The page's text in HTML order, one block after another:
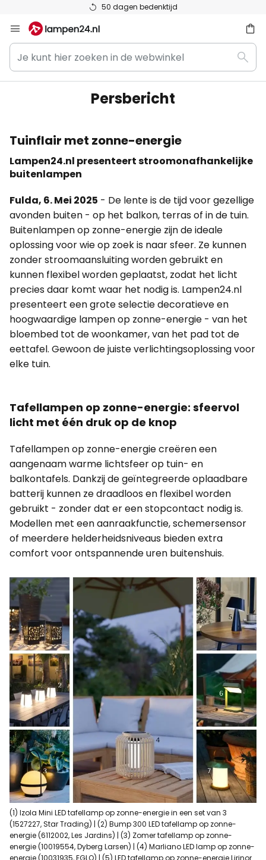
50 dagen bedenktijd
naar
de
inhoud
Je
kunt
hier
webwinkel
Persbericht
Tuinflair met zonne-energie
Lampen24.nl presenteert stroomonafhankelijke
buitenlampen
Fulda, 6. Mei 2025 - De lente is de tijd voor gezellige
avonden buiten - op het balkon, terras of in de tuin.
Buitenlampen op zonne-energie zijn de ideale
oplossing voor wie op zoek is naar sfeer. Ze kunnen
zonder stroomaansluiting worden gebruikt en
kunnen flexibel worden geplaatst, zodat het licht
precies daar komt waar het nodig is. Lampen24.nl
presenteert een grote selectie decoratieve en
hoogwaardige lampen op zonne-energie - van het
bloembed tot de woonkamer, van het pad tot de
eettafel. Gewoon de juiste verlichtingsoplossing voor
elke tuin.
Tafellampen op zonne-energie: sfeervol
licht met één druk op de knop
Tafellampen op zonne-energie creëren een
aangenaam warme lichtsfeer op tuin- en
balkontafels. Dankzij de geïntegreerde oplaadbare
batterij kunnen ze draadloos en flexibel worden
gebruikt - zonder dat er een stopcontact nodig is.
Modellen met een aanraakfunctie, schemersensor
of meerdere helderheidsniveaus bieden extra
comfort voor ontspannende uren buitenshuis.
(1) Izola Mini LED tafellamp op zonne-energie in een set van 3
(1527227, Star Trading) | (2) Bump 300 LED tafellamp op zonne-
energie (6112002, Les Jardins) | (3) Zomer tafellamp op zonne-
energie (10019554, Dyberg Larsen) | (4) Marliano LED lamp op zonne-